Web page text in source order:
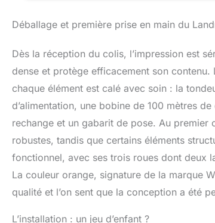
Déballage et première prise en main du
Dès la réception du colis, l’impression est
dense et protège efficacement son
chaque élément est calé avec soin : la
d’alimentation, une bobine de 100 mètres
rechange et un gabarit de pose. Au
robustes, tandis que certains éléments
fonctionnel, avec ses trois roues dont deux
La couleur orange, signature de la marque
qualité et l’on sent que la conception a été
L’installation : un jeu d’enfant ?